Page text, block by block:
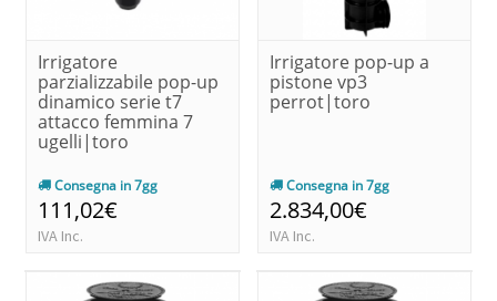
Irrigatore
parzializzabile pop-up
dinamico serie t7
attacco femmina 7
ugelli|toro
Consegna in 7gg
111,02€
IVA Inc.
Irrigatore pop-up a
pistone vp3
perrot|toro
Consegna in 7gg
2.834,00€
IVA Inc.